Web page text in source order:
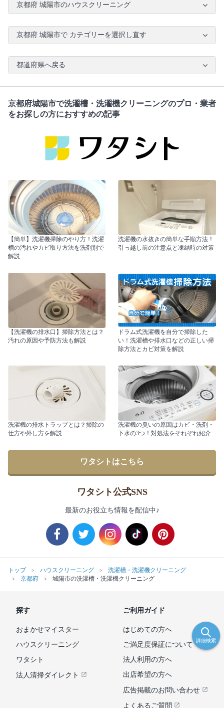
京都府 城陽市のハウスクリーニング
京都府 城陽市で カテゴリーを選択し直す
都道府県へ戻る
京都府城陽市で洗濯槽・洗濯機クリーニングのプロ・業者
をお探しの方におすすめの記事
【簡単】洗濯機掃除のやり方！洗濯
槽の汚れやカビ取り方法を洗剤別で
解説
洗濯機の水抜きの簡単な手順方法！
引っ越し前の注意点と凍結時の対策
【洗濯機の排水口】掃除方法とは？
汚れの原因や予防方法も解説
ドラム式洗濯機を自分で掃除した
い！洗濯槽や排水口などの正しい掃
除方法とカビ対策を解説
洗濯機の排水トラップとは？掃除の
仕方や外し方を解説
洗濯機の臭いの原因はカビ・洗剤・
下水の3つ！対処法をそれぞれ紹介
ワタシトはこちら
ワタシト公式SNS
最新のお役立ち情報を配信中♪
トップ ハウスクリーニング
洗濯槽・洗濯機クリーニング
京都府
城陽市の洗濯槽・洗濯機クリーニング
詳細検索
探す
おまかせマイスター
ハウスクリーニング
ワタシト
法人清掃ダイレクト
ご利用ガイド
はじめての方へ
ご満足度保証について
法人利用の方へ
出店希望の方へ
広告掲載のお問い合わせ
よくあるご質問